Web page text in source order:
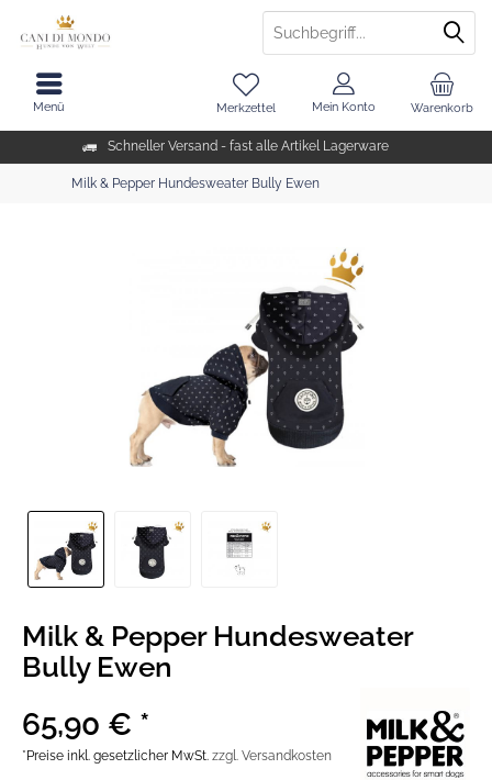
Schneller Versand - fast alle Artikel Lagerware
Warenkorb
Merkzettel Mein Konto
Menü
Milk & Pepper Hundesweater Bully Ewen
Milk & Pepper Hundesweater
Bully Ewen
65,90 € *
*Preise inkl. gesetzlicher MwSt. zzgl. Versandkosten